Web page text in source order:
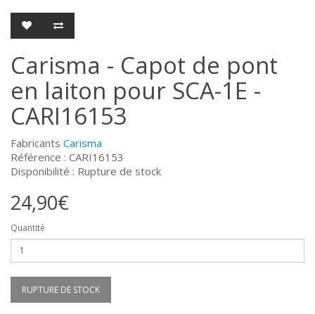
Carisma - Capot de pont
en laiton pour SCA-1E -
CARI16153
Fabricants Carisma
Référence : CARI16153
Disponibilité : Rupture de stock
24,90€
Quantité
RUPTURE DE STOCK